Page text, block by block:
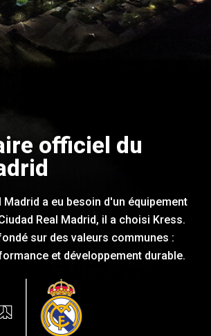
officiel du
Madrid a eu besoin d'un équipement
Real Madrid, il a choisi Kress.
sur des valeurs communes :
et développement durable.